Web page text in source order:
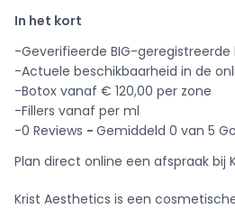
In het kort
-Geverifieerde BIG-
-Actuele beschikbaarheid in de
-Botox vanaf € 120,00 per zone
-Fillers vanaf per ml
-0 Reviews - Gemiddeld 0 van 5
Plan direct online een afspraak bij
Krist Aesthetics is een